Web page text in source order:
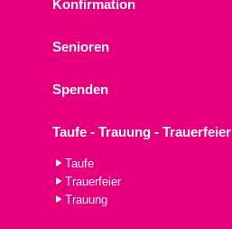
Konfirmation
Senioren
Spenden
Taufe - Trauung - Trauerfeier
Taufe
Trauerfeier
Trauung